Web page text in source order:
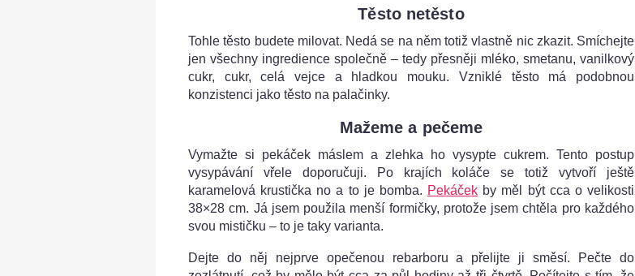
Těsto netěsto
Tohle těsto budete milovat. Nedá se na něm totiž vlastně nic zkazit. Smíchejte
jen všechny ingredience společně – tedy přesněji mléko, smetanu, vanilkový
cukr, cukr, celá vejce a hladkou mouku. Vzniklé těsto má podobnou
konzistenci jako těsto na palačinky.
Mažeme a pečeme
Vymažte si pekáček máslem a zlehka ho vysypte cukrem. Tento postup
vysypávání vřele doporučuji. Po krajích koláče se totiž vytvoří ještě
karamelová krustička no a to je bomba. Pekáček by měl být cca o velikosti
38×28 cm. Já jsem použila menší formičky, protože jsem chtěla pro každého
svou mističku – to je taky varianta.
Dejte do něj nejprve opečenou rebarboru a přelijte ji směsí. Pečte do